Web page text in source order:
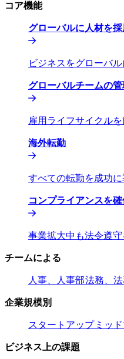
コア機能​​
グローバルに人材を
ビジネスをグローバ
グローバルチームの管
雇用ライフサイクルを
海外転勤​​
すべての転勤を成功に
コンプライアンスを
事業拡大中も法令遵守
チームによる​​
人事、人事部​​法務、
企業規模別​​
スタートアップ​​ ミッ
ビジネス上の課題​​